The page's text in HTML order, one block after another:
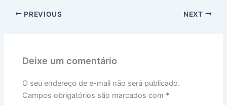
PREVIOUS NEXT
Deixe um comentário
O seu endereço de e-mail não será publicado.
Campos obrigatórios são marcados com *